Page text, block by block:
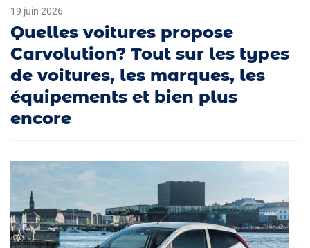
19 juin 2026
Quelles voitures propose
Carvolution? Tout sur les types
de voitures, les marques, les
équipements et bien plus
encore